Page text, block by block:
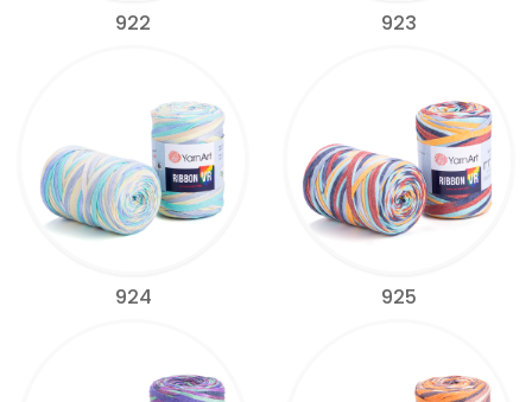
922 923
924 925